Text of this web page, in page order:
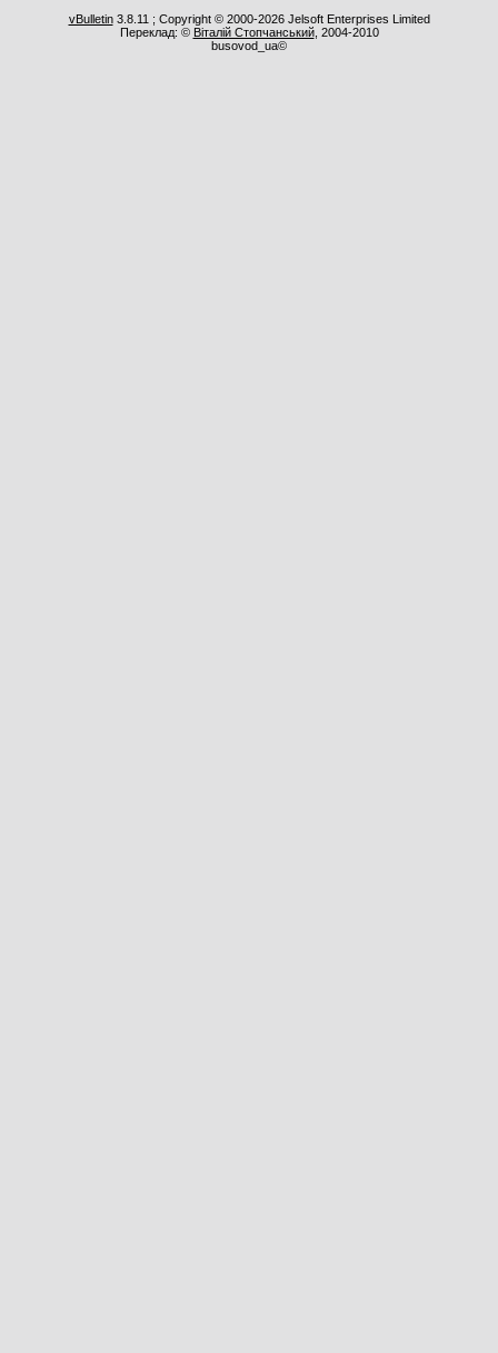
vBulletin3.8.11 ; Copyright © 2000-2026 Jelsoft Enterprises Limited
Переклад: © Віталій Стопчанський, 2004-2010
busovod_ua©